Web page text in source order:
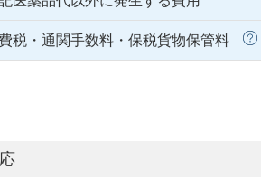
税・通関手数料・保税貨物保管料